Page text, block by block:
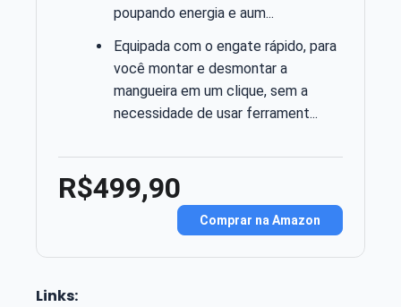
poupando energia e aum...
Equipada com o engate rápido, para
você montar e desmontar a
mangueira em um clique, sem a
necessidade de usar ferrament...
R$499,90
Comprar na Amazon
Links: